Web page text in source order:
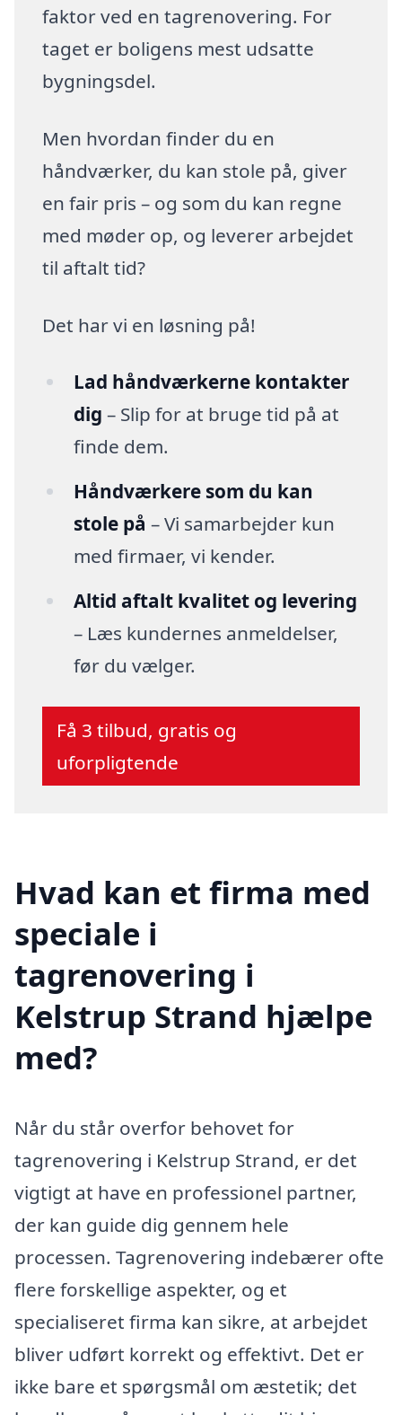
faktor ved en tagrenovering. For
taget er boligens mest udsatte
bygningsdel.
Men hvordan finder du en
håndværker, du kan stole på, giver
en fair pris – og som du kan regne
med møder op, og leverer arbejdet
til aftalt tid?
Det har vi en løsning på!
Lad håndværkerne kontakter
dig – Slip for at bruge tid på at
finde dem.
Håndværkere som du kan
stole på – Vi samarbejder kun
med firmaer, vi kender.
Altid aftalt kvalitet og levering
– Læs kundernes anmeldelser,
før du vælger.
Få 3 tilbud, gratis og
uforpligtende
Hvad kan et firma med
speciale i
tagrenovering i
Kelstrup Strand hjælpe
med?
Når du står overfor behovet for
tagrenovering i Kelstrup Strand, er det
vigtigt at have en professionel partner,
der kan guide dig gennem hele
processen. Tagrenovering indebærer ofte
flere forskellige aspekter, og et
specialiseret firma kan sikre, at arbejdet
bliver udført korrekt og effektivt. Det er
ikke bare et spørgsmål om æstetik; det